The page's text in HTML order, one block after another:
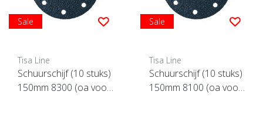
Sale
Tisa Line
Schuurschijf (10 stuks)
150mm 8300 (oa voor
Sale
Tisa Line
Schuurschijf (10 stuks)
150mm 8100 (oa voor